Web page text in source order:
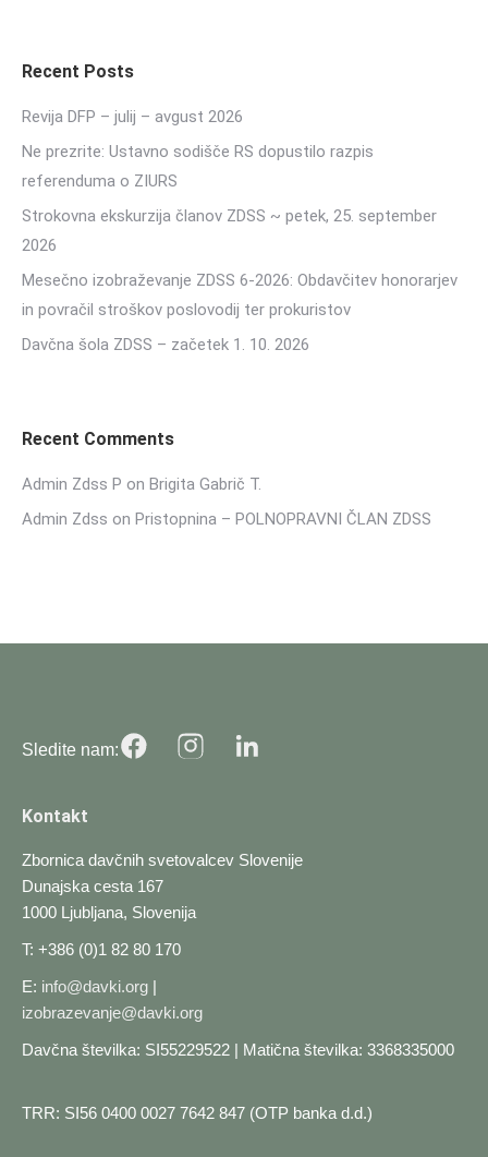
Recent Posts
Revija DFP – julij – avgust 2026
Ne prezrite: Ustavno sodišče RS dopustilo razpis
referenduma o ZIURS
Strokovna ekskurzija članov ZDSS ~ petek, 25. september
2026
Mesečno izobraževanje ZDSS 6-2026: Obdavčitev honorarjev
in povračil stroškov poslovodij ter prokuristov
Davčna šola ZDSS – začetek 1. 10. 2026
Recent Comments
Admin Zdss P on Brigita Gabrič T.
Admin Zdss on Pristopnina – POLNOPRAVNI ČLAN ZDSS
Sledite nam:
Kontakt
Zbornica davčnih svetovalcev Slovenije
Dunajska cesta 167
1000 Ljubljana, Slovenija
T: +386 (0)1 82 80 170
E: info@davki.org |
izobrazevanje@davki.org
Davčna številka: SI55229522 | Matična številka: 3368335000
TRR: SI56 0400 0027 7642 847 (OTP banka d.d.)